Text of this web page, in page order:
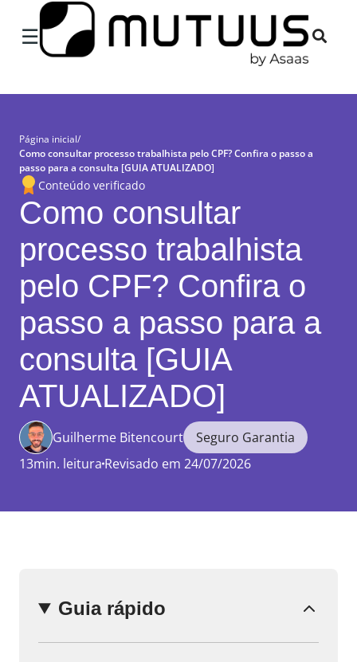
☰
Página inicial/
Como consultar processo trabalhista pelo CPF? Confira o passo a
passo para a consulta [GUIA ATUALIZADO]
Conteúdo verificado
Como consultar
processo trabalhista
pelo CPF? Confira o
passo a passo para a
consulta [GUIA
ATUALIZADO]
Guilherme Bitencourt
Seguro Garantia
13min. leitura Revisado em 24/07/2026
Guia rápido
Enviar
comentário